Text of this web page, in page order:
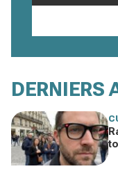
DERNIERS